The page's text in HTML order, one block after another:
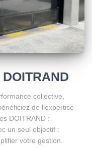
collective,
de l’expertise
DOITRAND :
un seul objectif :
votre gestion.